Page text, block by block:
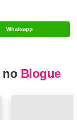
Whatsapp
no Blogue